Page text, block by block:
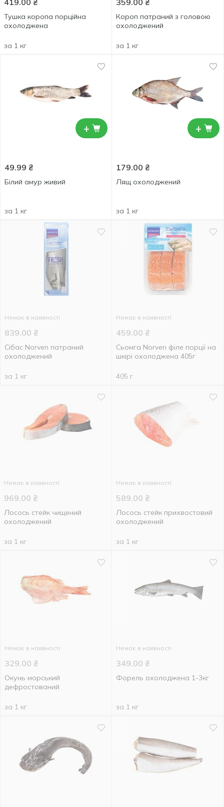
419.00 ₴
Тушка коропа порційна
охолоджена
за 1 кг
359.00 ₴
Короп патраний з головою
охолоджений
за 1 кг
+
49.99 ₴
Білий амур живий
за 1 кг
+
179.00 ₴
Лящ охолоджений
за 1 кг
Немає в наявності
839.00 ₴
Сібас Norven патраний
охолоджений
за 1 кг
Немає в наявності
459.00 ₴
Сьомга Norven філе порції на
шкірі охолоджена 405г
405 г
Немає в наявності
969.00 ₴
Лосось стейк чищений
охолоджений
за 1 кг
Немає в наявності
589.00 ₴
Лосось стейк прихвостовий
охолоджений
за 1 кг
Немає в наявності
329.00 ₴
Окунь морський
дефростований
за 1 кг
Немає в наявності
349.00 ₴
Форель охолоджена 1-3кг
за 1 кг